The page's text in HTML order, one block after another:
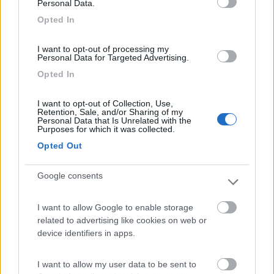
Personal Data.
Opted In
I want to opt-out of processing my
Personal Data for Targeted Advertising.
Opted In
I want to opt-out of Collection, Use,
Retention, Sale, and/or Sharing of my
Personal Data that Is Unrelated with the
Purposes for which it was collected.
Opted Out
Google consents
I want to allow Google to enable storage
related to advertising like cookies on web or
device identifiers in apps.
I want to allow my user data to be sent to
Paolol
4684
Inserito il06/07/2019
webasto è attinente al riscaldatore,ma nel mio caso è arrivata
dopo 7/10 giorni consegnata dalla germania tramite ups senza
aggravi doganali.No ci sono omologazioni europee se non un ce
equivocabile.
webasto che esagera coi ricarichi essendo monopolista...è un
po' come la thetford per i frigoriferi.
aspetta il primo che la compera...se va bene all'assalto se va
male gli si da tutti del pirla.
Ciao Paolo.
3248